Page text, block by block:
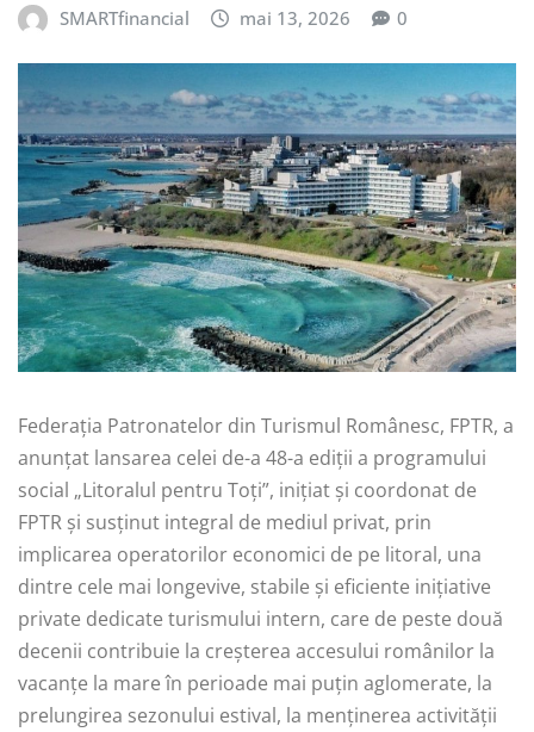
SMARTfinancial mai 13, 2026 0
Federația Patronatelor din Turismul Românesc, FPTR, a
anunțat lansarea celei de-a 48-a ediții a programului
social „Litoralul pentru Toți”, inițiat și coordonat de
FPTR și susținut integral de mediul privat, prin
implicarea operatorilor economici de pe litoral, una
dintre cele mai longevive, stabile și eficiente inițiative
private dedicate turismului intern, care de peste două
decenii contribuie la creșterea accesului românilor la
vacanțe la mare în perioade mai puțin aglomerate, la
prelungirea sezonului estival, la menținerea activității